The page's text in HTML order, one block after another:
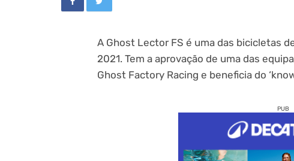
A Ghost Lector FS é uma das bicicletas
2021. Tem a aprovação de uma das
Ghost Factory Racing e beneficia do
PUB